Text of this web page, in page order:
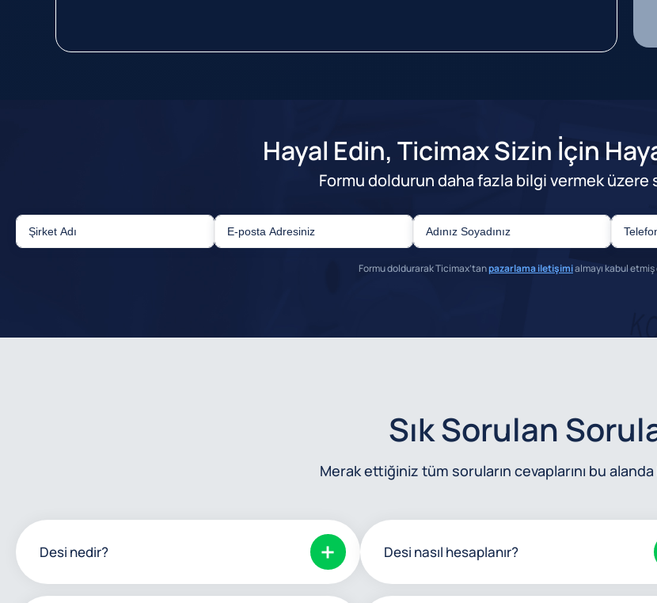
Hayal Edin, Ticimax Sizin İçin
Formu doldurun daha fazla bilgi vermek üzere
Formu doldurarak Ticimax’tanpazarlama iletişimialmayı kabul
Sık Sorulan
Merak ettiğiniz tüm soruların cevaplarını bu
Desi nedir? Desi nasıl hesaplanır?